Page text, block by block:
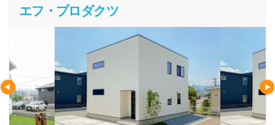
エフ・プロダクツ